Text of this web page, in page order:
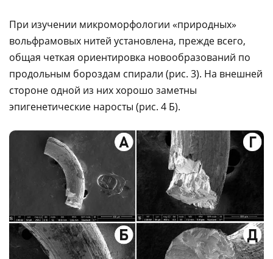
При изучении микроморфологии «природных»
вольфрамовых нитей установлена, прежде всего,
общая четкая ориентировка новообразований по
продольным бороздам спирали (рис. 3). На внешней
стороне одной из них хорошо заметны
эпигенетические наросты (рис. 4 Б).